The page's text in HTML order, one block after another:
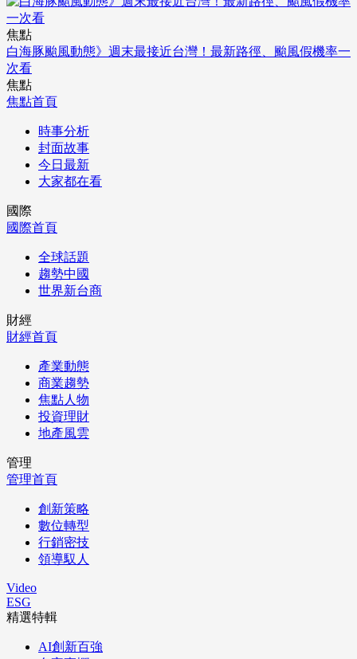
焦點
白海豚颱風動態》週末最接近台灣！最新路徑、颱風假機率一
次看
焦點
焦點首頁
時事分析
封面故事
今日最新
大家都在看
國際
國際首頁
全球話題
趨勢中國
世界新台商
財經
財經首頁
產業動態
商業趨勢
焦點人物
投資理財
地產風雲
管理
管理首頁
創新策略
數位轉型
行銷密技
領導馭人
Video
ESG
精選特輯
AI創新百強